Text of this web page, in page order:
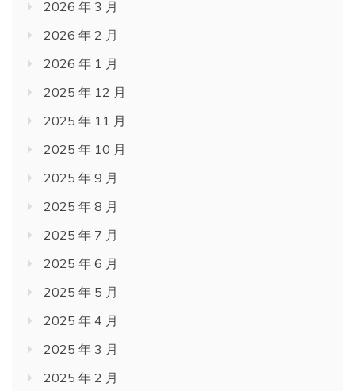
2026 年 3 月
2026 年 2 月
2026 年 1 月
2025 年 12 月
2025 年 11 月
2025 年 10 月
2025 年 9 月
2025 年 8 月
2025 年 7 月
2025 年 6 月
2025 年 5 月
2025 年 4 月
2025 年 3 月
2025 年 2 月